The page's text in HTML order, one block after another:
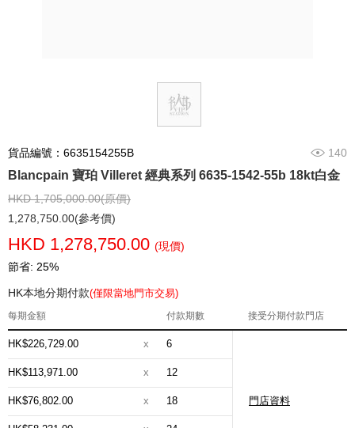
貨品編號：6635154255B 140
Blancpain 寶珀 Villeret 經典系列 6635-1542-55b 18kt白金
HKD 1,705,000.00(原價)
1,278,750.00(參考價)
HKD 1,278,750.00 (現價)
節省: 25%
HK本地分期付款(僅限當地門市交易)
每期金額 付款期數 接受分期付款門店
HK$226,729.00 x 6
門店資料
HK$113,971.00 x 12
HK$76,802.00 x 18